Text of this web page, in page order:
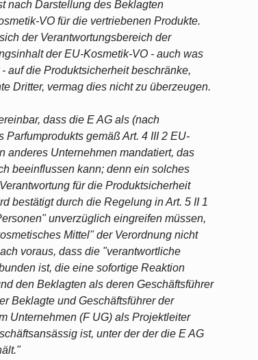
nach Darstellung des Beklagten
VO für die vertriebenen Produkte.
der Verantwortungsbereich der
der EU-Kosmetik-VO - auch was
auf die Produktsicherheit beschränke,
Dritter, vermag dies nicht zu überzeugen.
dass die E AG als (nach
gemäß Art. 4 III 2 EU-
anderes Unternehmen mandatiert, das
beeinflussen kann; denn ein solches
für die Produktsicherheit
bestätigt durch die Regelung in Art. 5 II 1
unverzüglich eingreifen müssen,
Mittel" der Verordnung nicht
voraus, dass die "verantwortliche
ist, die eine sofortige Reaktion
den Beklagten als deren Geschäftsführer
Beklagte und Geschäftsführer der
Unternehmen (F UG) als Projektleiter
ist, unter der der die E AG